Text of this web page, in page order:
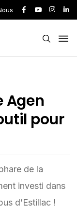
Agen
pour
de la
investi dans
d’Estillac !